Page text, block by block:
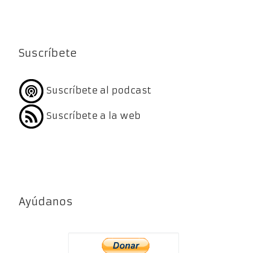
Suscríbete
Suscríbete al podcast
Suscríbete a la web
Ayúdanos